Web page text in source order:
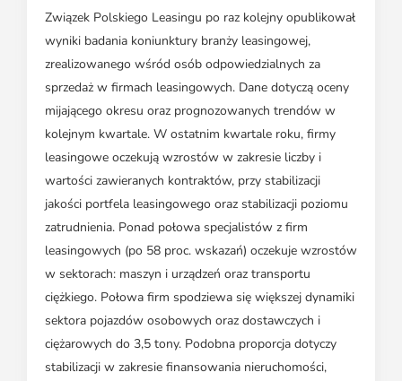
Związek Polskiego Leasingu po raz kolejny opublikował
wyniki badania koniunktury branży leasingowej,
zrealizowanego wśród osób odpowiedzialnych za
sprzedaż w firmach leasingowych. Dane dotyczą oceny
mijającego okresu oraz prognozowanych trendów w
kolejnym kwartale. W ostatnim kwartale roku, firmy
leasingowe oczekują wzrostów w zakresie liczby i
wartości zawieranych kontraktów, przy stabilizacji
jakości portfela leasingowego oraz stabilizacji poziomu
zatrudnienia. Ponad połowa specjalistów z firm
leasingowych (po 58 proc. wskazań) oczekuje wzrostów
w sektorach: maszyn i urządzeń oraz transportu
ciężkiego. Połowa firm spodziewa się większej dynamiki
sektora pojazdów osobowych oraz dostawczych i
ciężarowych do 3,5 tony. Podobna proporcja dotyczy
stabilizacji w zakresie finansowania nieruchomości,